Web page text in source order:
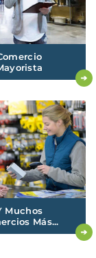
Muchos
Más...